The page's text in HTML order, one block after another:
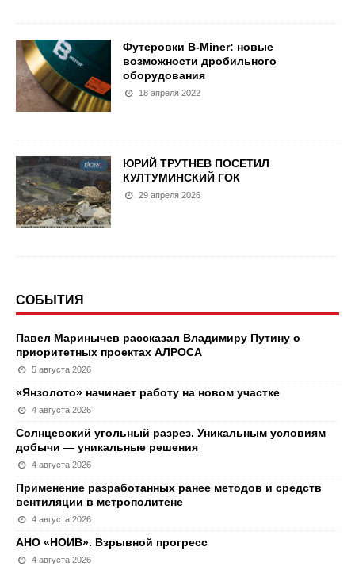
Футеровки B-Miner: новые
возможности дробильного
оборудования
18 апреля 2022
ЮРИЙ ТРУТНЕВ ПОСЕТИЛ
КУЛТУМИНСКИЙ ГОК
29 апреля 2026
СОБЫТИЯ
Павел Маринычев рассказал Владимиру Путину о
приоритетных проектах АЛРОСА
5 августа 2026
«Янзолото» начинает работу на новом участке
4 августа 2026
Солнцевский угольный разрез. Уникальным условиям
добычи — уникальные решения
4 августа 2026
Применение разработанных ранее методов и средств
вентиляции в метрополитене
4 августа 2026
АНО «НОИВ». Взрывной прогресс
4 августа 2026